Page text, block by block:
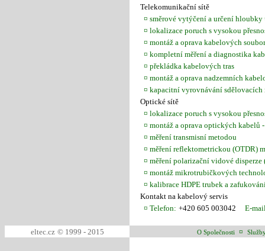
Telekomunikační sítě
¤ směrové vytýčení a určení hloubky
¤ lokalizace poruch s vysokou
¤ montáž a oprava kabelových
¤ kompletní měření a diagnostika
¤ překládka kabelových tras
¤ montáž a oprava nadzemních
¤ kapacitní vyrovnávání sdělovacích
Optické sítě
¤ lokalizace poruch s vysokou
¤ montáž a oprava optických kabelů
¤ měření transmisní metodou
¤ měření reflektometrickou (OTDR)
¤ měření polarizační vidové disperze
¤ montáž mikrotrubičkových
¤ kalibrace HDPE trubek a
Kontakt na kabelový servis
¤ Telefon: +420 605 003042 E-
eltec.cz © 1999 - 2015 O Společnosti ¤